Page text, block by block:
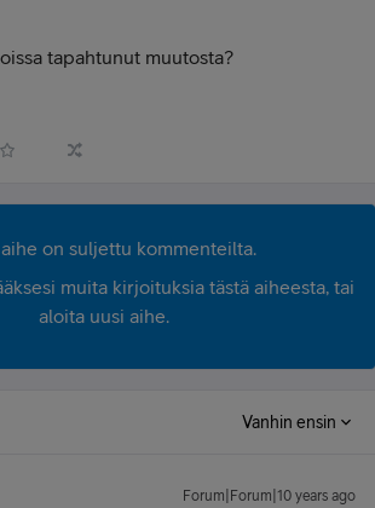
tapahtunut muutosta?
aihe on suljettu kommenteilta.
muita kirjoituksia tästä aiheesta, tai
aloita uusi aihe.
Vanhin ensin
Forum|Forum|10 years ago